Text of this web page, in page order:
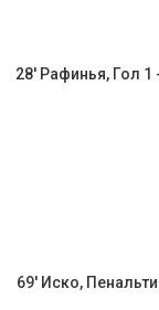
28' Рафинья, Гол 1
69' Иско, Пенальти